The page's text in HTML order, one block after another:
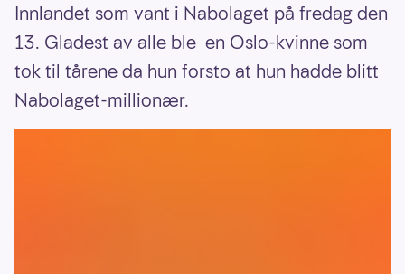
Innlandet som vant i Nabolaget på fredag den
13. Gladest av alle ble en Oslo-kvinne som
tok til tårene da hun forsto at hun hadde blitt
Nabolaget-millionær.